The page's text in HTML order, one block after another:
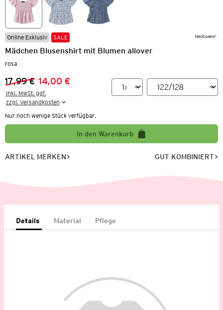
Online Exklusiv SALE
Mädchen Blusenshirt mit Blumen allover
rosa
Vorheriger Preis:
17,99 €
Neuer Preis:
14,00 €
inkl. MwSt. ggf.
zzgl. Versandkosten
Nur noch wenige Stück verfügbar.
In den Warenkorb
ARTIKEL MERKEN GUT KOMBINIERT
Details Material Pflege